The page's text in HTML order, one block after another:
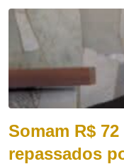
Somam R$
repassados